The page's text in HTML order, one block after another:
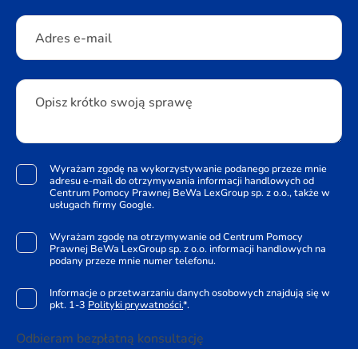
Adres e-mail
Opisz krótko swoją sprawę
Wyrażam zgodę na wykorzystywanie podanego przeze mnie
adresu e-mail do otrzymywania informacji handlowych od
Centrum Pomocy Prawnej BeWa LexGroup sp. z o.o., także w
usługach firmy Google.
Wyrażam zgodę na otrzymywanie od Centrum Pomocy
Prawnej BeWa LexGroup sp. z o.o. informacji handlowych na
podany przeze mnie numer telefonu.
Informacje o przetwarzaniu danych osobowych znajdują się w
pkt. 1-3 Polityki prywatności.*.
Odbieram bezpłatną konsultację